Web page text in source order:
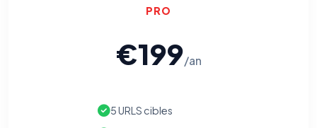
PRO
€199/an
5 URLS cibles